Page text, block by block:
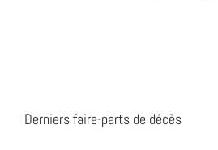
Derniers faire-parts de décès